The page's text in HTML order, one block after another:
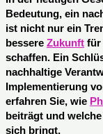
Bedeutung, ein
ist nicht nur ein
bessere Zukunft für
schaffen. Ein
nachhaltige
Implementierung
erfahren Sie, wie
beiträgt und
sich bringt.